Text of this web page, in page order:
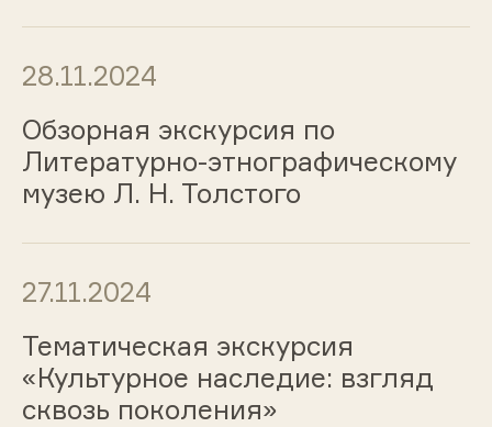
28.11.2024
Обзорная экскурсия по
Литературно-этнографическому
музею Л. Н. Толстого
27.11.2024
Тематическая экскурсия
«Культурное наследие: взгляд
сквозь поколения»